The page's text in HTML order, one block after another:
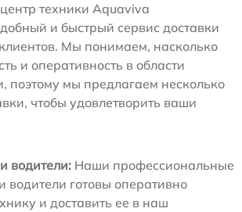
техники Aquaviva
и быстрый сервис доставки
Мы понимаем, насколько
и оперативность в области
поэтому мы предлагаем несколько
чтобы удовлетворить ваши
водители: Наши профессиональные
водители готовы оперативно
и доставить ее в наш